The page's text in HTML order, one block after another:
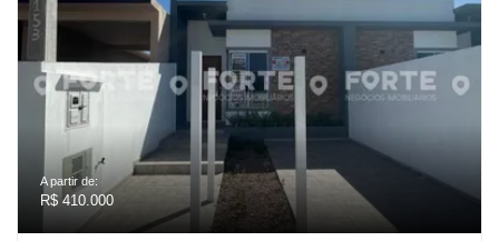
A partir de:
R$ 410.000